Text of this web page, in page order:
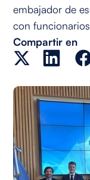
embajador de
con
Compartir en